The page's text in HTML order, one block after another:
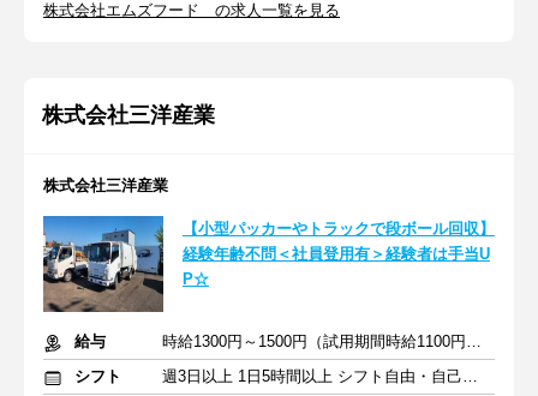
株式会社エムズフード の求人一覧を見る
株式会社三洋産業
株式会社三洋産業
【小型パッカーやトラックで段ボール回収】
経験年齢不問＜社員登用有＞経験者は手当U
P☆
給与
時給1300円～1500円（試用期間時給1100円）＋運転手当+交通費
シフト
週3日以上 1日5時間以上 シフト自由・自己申告